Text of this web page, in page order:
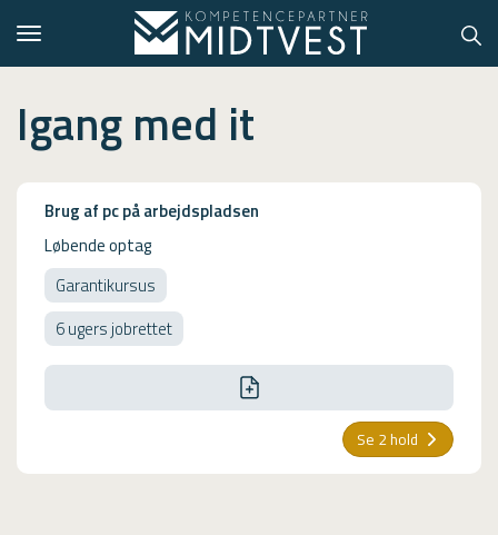
navigation
Kontakt konsulent
Erhvervsuddannelser
ONLINE
Kursusoversigt
PCR
Igang med it
Brug af pc på arbejdspladsen
Garantikursus
6 ugers jobrettet
Se 2 hold
Løbende optag